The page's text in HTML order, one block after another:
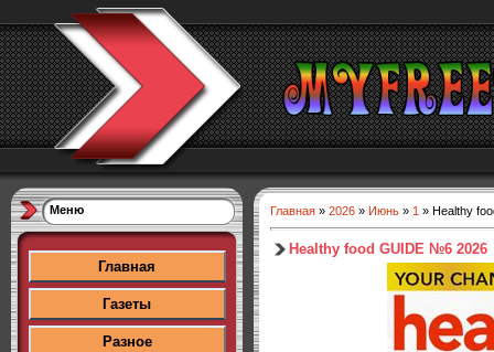
Меню
Главная
Газеты
Разное
Главная » 2026 » Июнь » 1 » Healthy
Healthy food GUIDE №6 2026